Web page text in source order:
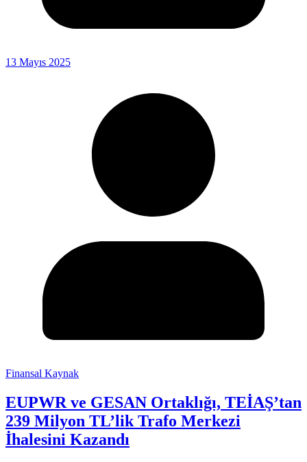
13 Mayıs 2025
Finansal Kaynak
EUPWR ve GESAN Ortaklığı, TEİAŞ’tan
239 Milyon TL’lik Trafo Merkezi
İhalesini Kazandı